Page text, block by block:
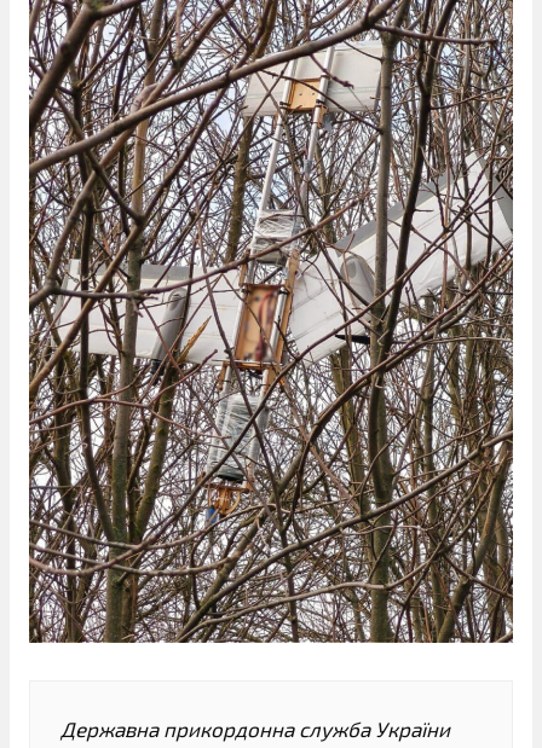
Державна прикордонна служба України